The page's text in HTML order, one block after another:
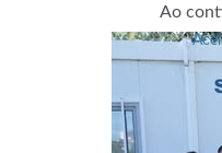
Ao